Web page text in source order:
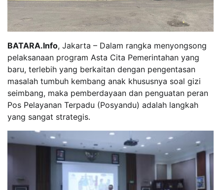
BATARA.Info, Jakarta – Dalam rangka menyongsong
pelaksanaan program Asta Cita Pemerintahan yang
baru, terlebih yang berkaitan dengan pengentasan
masalah tumbuh kembang anak khususnya soal gizi
seimbang, maka pemberdayaan dan penguatan peran
Pos Pelayanan Terpadu (Posyandu) adalah langkah
yang sangat strategis.